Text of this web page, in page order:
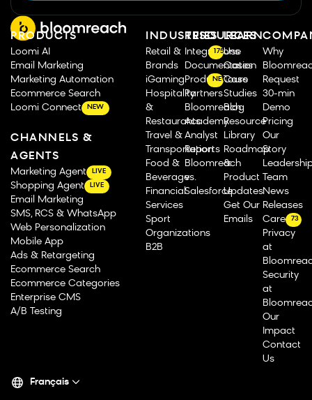
PRODUCTS
Loomi AI
Email Marketing
Marketing Automation
Ecommerce Search
Loomi Connect
NEW
CHANNELS &
AGENTS
Marketing Agent LIVE
Shopping Agent LIVE
Email Marketing
SMS, RCS & WhatsApp
Web Personalization
Mobile App
Ads & Retargeting
Ecommerce Search
Ecommerce Categories
Enterprise CMS
A/B Testing
INDUSTRIES
Retail &
Brands
iGaming
Hospitality
&
Restaurants
Travel &
Transportation
Food &
Beverage
Financial
Services
Sport
Organizations
B2B
RESOURCES
Integrations
175
Documentation
Product Tours
NEW
Partners
Bloomreach
Academy
Analyst
Reports
Bloomreach
vs.
Salesforce
LEARN
Use
Cases
Case
Studies
Blog
Resource
Library
Roadmap
&
Product
Updates
Get Our
Emails
Why
Request
30-min
Demo
Pricing
Our
Story
Team
News
Releases
Careers
73
Privacy
at
Security
at
Our
Impact
Contact
Us
Français